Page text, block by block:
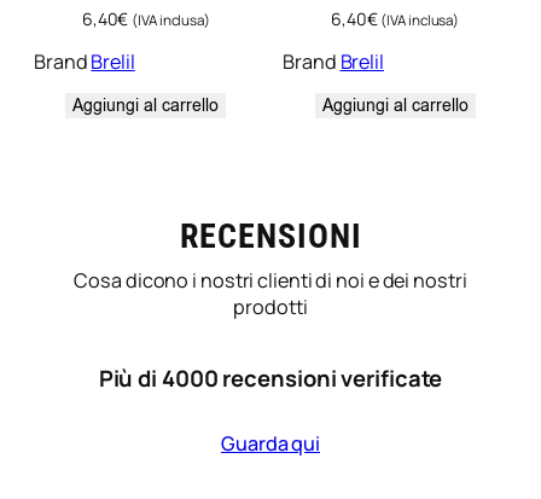
6,40€ (IVA inclusa)
BrandBrelil
Aggiungi al carrello
6,40€ (IVA inclusa)
Brand Brelil
Aggiungi al carrello
RECENSIONI
Cosa dicono i nostri clienti di noi e dei nostri
prodotti
Più di 4000 recensioni verificate
Guarda qui